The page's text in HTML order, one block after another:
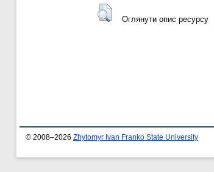
Оглянути опис ресурсу
© 2008–2026 Zhytomyr Ivan Franko State University